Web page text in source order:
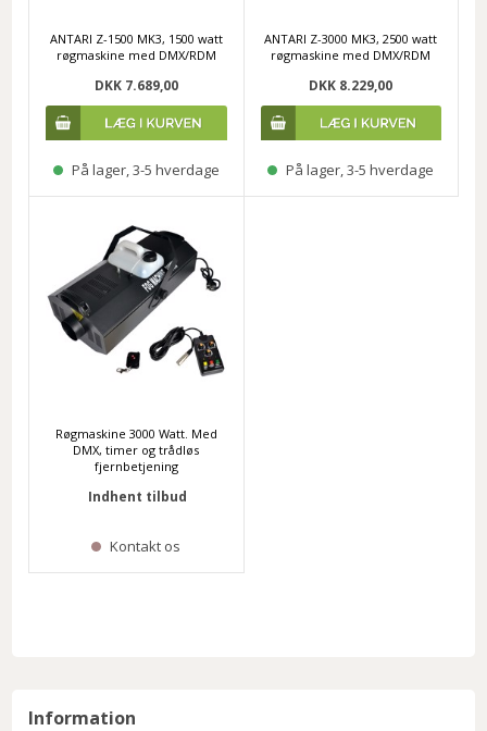
ANTARI Z-1500 MK3, 1500 watt
røgmaskine med DMX/RDM
DKK 7.689,00
På lager, 3-5 hverdage
ANTARI Z-3000 MK3, 2500 watt
røgmaskine med DMX/RDM
DKK 8.229,00
På lager, 3-5 hverdage
Røgmaskine 3000 Watt. Med
DMX, timer og trådløs
fjernbetjening
Indhent tilbud
Kontakt os
Information